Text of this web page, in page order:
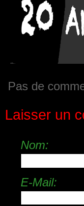
Pas de
Laisser un
Nom:
E-Mail: